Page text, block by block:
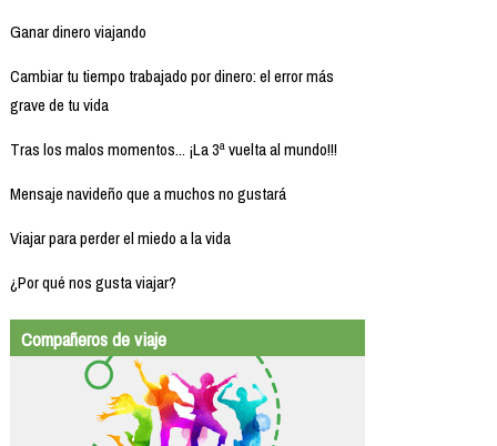
Ganar dinero viajando
Cambiar tu tiempo trabajado por dinero: el error más
grave de tu vida
Tras los malos momentos... ¡La 3ª vuelta al mundo!!!
Mensaje navideño que a muchos no gustará
Viajar para perder el miedo a la vida
¿Por qué nos gusta viajar?
Compañeros de viaje